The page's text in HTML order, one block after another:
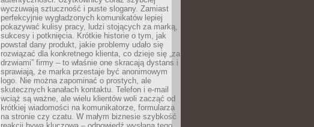
wyczuwają sztuczność i puste slogany. Zamiast
perfekcyjnie wygładzonych komunikatów lepiej
pokazywać kulisy pracy, ludzi stojących za marką,
sukcesy i potknięcia. Krótkie historie o tym, jak
powstał dany produkt, jakie problemy udało się
rozwiązać dla konkretnego klienta, co dzieje się „za
drzwiami” firmy – to właśnie one skracają dystans i
sprawiają, że marka przestaje być anonimowym
logo. Nie można zapominać o prostych, ale
skutecznych kanałach kontaktu. Telefon i e-mail
wciąż są ważne, ale wielu klientów woli zacząć od
krótkiej wiadomości na komunikatorze, formularza
na stronie czy czatu. W małym biznesie szybkość